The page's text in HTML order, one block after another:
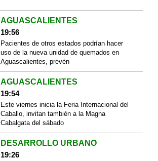
AGUASCALIENTES
19:56
Pacientes de otros estados podrían hacer
uso de la nueva unidad de quemados en
Aguascalientes, prevén
AGUASCALIENTES
19:54
Este viernes inicia la Feria Internacional del
Caballo, invitan también a la Magna
Cabalgata del sábado
DESARROLLO URBANO
19:26